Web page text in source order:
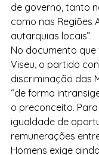
de governo, tanto
como nas Regiões
autarquias locais”.
No documento
Viseu, o partido
discriminação das
“de forma
o preconceito. Para
igualdade de
remunerações
Homens exige